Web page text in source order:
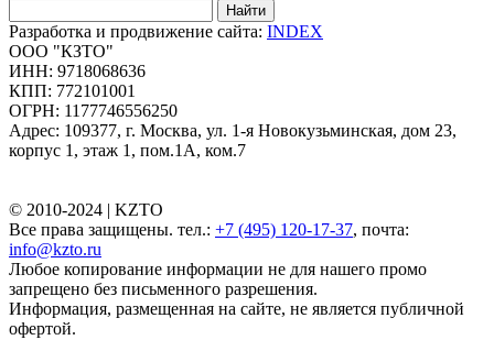
Найти
Разработка и продвижение сайта: INDEX
ООО "КЗТО"
ИНН: 9718068636
КПП: 772101001
ОГРН: 1177746556250
Адрес: 109377, г. Москва, ул. 1-я Новокузьминская, дом 23,
корпус 1, этаж 1, пом.1А, ком.7
© 2010-2024 | KZTO
Все права защищены. тел.: +7 (495) 120-17-37, почта:
info@kzto.ru
Любое копирование информации не для нашего промо
запрещено без письменного разрешения.
Информация, размещенная на сайте, не является публичной
офертой.